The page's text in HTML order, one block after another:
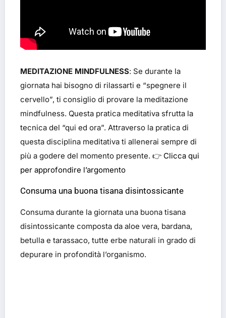
MEDITAZIONE MINDFULNESS: Se durante la
giornata hai bisogno di rilassarti e “spegnere il
cervello”, ti consiglio di provare la meditazione
mindfulness. Questa pratica meditativa sfrutta la
tecnica del “qui ed ora”. Attraverso la pratica di
questa disciplina meditativa ti allenerai sempre di
più a godere del momento presente. 👉 Clicca qui
per approfondire l’argomento
Consuma una buona tisana disintossicante
Consuma durante la giornata una buona tisana
disintossicante composta da aloe vera, bardana,
betulla e tarassaco, tutte erbe naturali in grado di
depurare in profondità l’organismo.